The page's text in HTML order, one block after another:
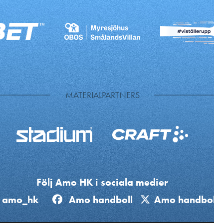
MATERIALPARTNERS
Följ Amo HK i sociala medier
amo_hk
Amo handboll Amo